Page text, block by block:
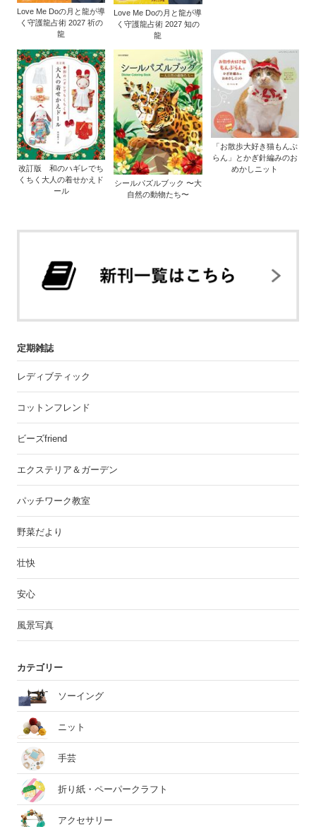
Love Me Doの月と龍が導
く守護龍占術 2027 祈の
龍
Love Me Doの月と龍が導
く守護龍占術 2027 知の
龍
改訂版 和のハギレでち
くちく大人の着せかえド
ール
シールパズルブック 〜大
自然の動物たち〜
「お散歩大好き猫もんぶ
らん」とかぎ針編みのお
めかしニット
定期雑誌
レディブティック
コットンフレンド
ビーズfriend
エクステリア＆ガーデン
パッチワーク教室
野菜だより
壮快
安心
風景写真
カテゴリー
ソーイング
ニット
手芸
折り紙・ペーパークラフト
アクセサリー